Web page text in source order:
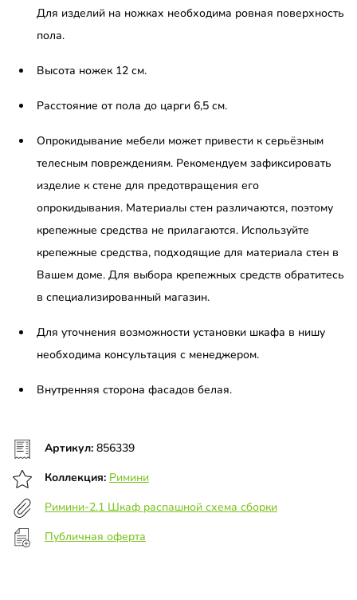
Для изделий на ножках необходима ровная поверхность
пола.
Высота ножек 12 см.
Расстояние от пола до царги 6,5 см.
Опрокидывание мебели может привести к серьёзным
телесным повреждениям. Рекомендуем зафиксировать
изделие к стене для предотвращения его
опрокидывания. Материалы стен различаются, поэтому
крепежные средства не прилагаются. Используйте
крепежные средства, подходящие для материала стен в
Вашем доме. Для выбора крепежных средств обратитесь
в специализированный магазин.
Для уточнения возможности установки шкафа в нишу
необходима консультация с менеджером.
Внутренняя сторона фасадов белая.
Артикул: 856339
Коллекция: Римини
Римини-2.1 Шкаф распашной схема сборки
Публичная оферта